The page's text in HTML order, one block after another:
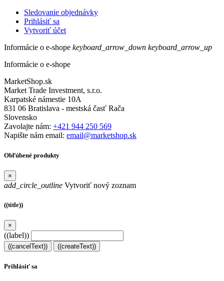
Sledovanie objednávky
Prihlásiť sa
Vytvoriť účet
Informácie o e-shope keyboard_arrow_down keyboard_arrow_up
Informácie o e-shope
MarketShop.sk
Market Trade Investment, s.r.o.
Karpatské námestie 10A
831 06 Bratislava - mestská časť Rača
Slovensko
Zavolajte nám: +421 944 250 569
Napište nám email: email@marketshop.sk
Obľúbené produkty
×
add_circle_outline Vytvoriť nový zoznam
((title))
×
((label))
((cancelText)) ((createText))
Prihlásiť sa